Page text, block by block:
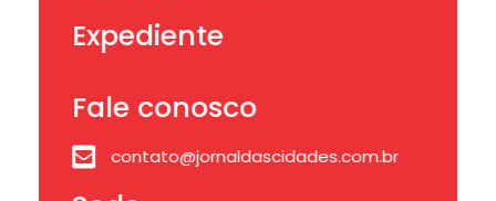
Expediente
Fale conosco
contato@jornaldascidades.com.br